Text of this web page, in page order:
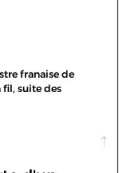
franaise de
suite des